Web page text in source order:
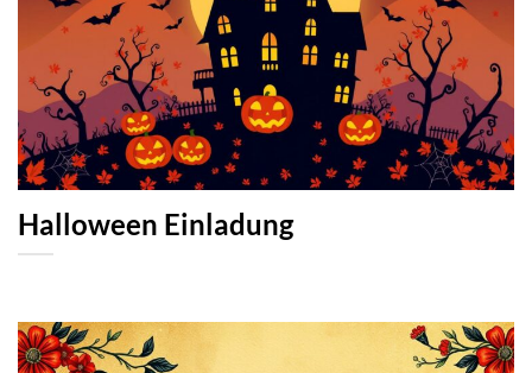
Halloween Einladung